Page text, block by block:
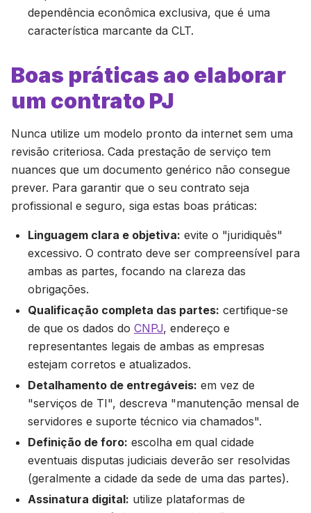
dependência econômica exclusiva, que é uma
característica marcante da CLT.
Boas práticas ao elaborar
um contrato PJ
Nunca utilize um modelo pronto da internet sem uma
revisão criteriosa. Cada prestação de serviço tem
nuances que um documento genérico não consegue
prever. Para garantir que o seu contrato seja
profissional e seguro, siga estas boas práticas:
Linguagem clara e objetiva: evite o "juridiquês"
excessivo. O contrato deve ser compreensível para
ambas as partes, focando na clareza das
obrigações.
Qualificação completa das partes: certifique-se
de que os dados do CNPJ, endereço e
representantes legais de ambas as empresas
estejam corretos e atualizados.
Detalhamento de entregáveis: em vez de
"serviços de TI", descreva "manutenção mensal de
servidores e suporte técnico via chamados".
Definição de foro: escolha em qual cidade
eventuais disputas judiciais deverão ser resolvidas
(geralmente a cidade da sede de uma das partes).
Assinatura digital: utilize plataformas de